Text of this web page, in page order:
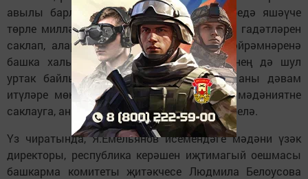
авылы барлыгын да искәртеп үтте. Биредә яшәүче
төрле милләт кешеләре үз йолаларын һәм гадәтләрен
саклап, аларны үз эченә алган милли бәйрәмнәренә
башка халыкларны да җыялар. Яшьләрнең дә шул
уртак байлыкны белеп-аңлап, киләчәктә аны дәвам
итүләре мөһим. Шуңа да районда этник мәдәниятне
саклауга, аны үстерүгә аерым игътибар бирелә.
Үз чиратында, Я.Емельянов исемендәге мәдәни үзәк
директоры, республика керәшен иҗтимагый оешмасы
башкарма комитеты җитәкчесе Людмила Белоусова